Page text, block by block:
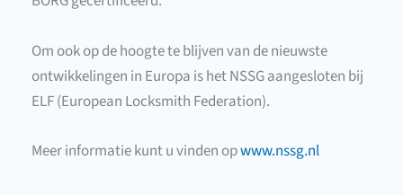
Om ook op de hoogte te blijven van de nieuwste
ontwikkelingen in Europa is het NSSG aangesloten bij
ELF (European Locksmith Federation).
Meer informatie kunt u vinden opwww.nssg.nl